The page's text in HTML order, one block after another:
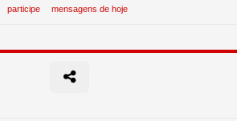
participe mensagens de hoje